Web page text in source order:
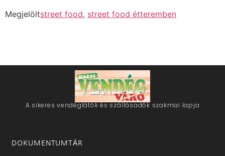
Megjelöltstreet food, street food étteremben
A sikeres vendéglátók és szállásadók szakmai lapja
DOKUMENTUMTÁR